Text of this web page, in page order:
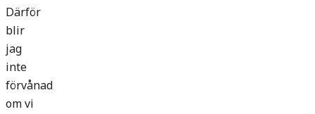
Därför
blir
jag
inte
förvånad
om vi